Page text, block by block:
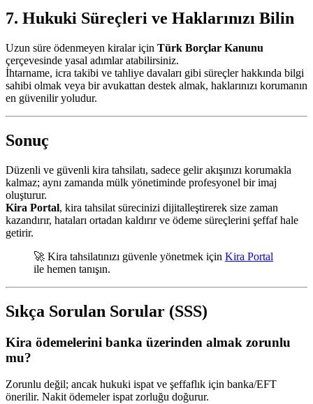
7. Hukuki Süreçleri ve Haklarınızı Bilin
Uzun süre ödenmeyen kiralar için Türk Borçlar Kanunu
çerçevesinde yasal adımlar atabilirsiniz.
İhtarname, icra takibi ve tahliye davaları gibi süreçler hakkında bilgi
sahibi olmak veya bir avukattan destek almak, haklarınızı korumanın
en güvenilir yoludur.
Sonuç
Düzenli ve güvenli kira tahsilatı, sadece gelir akışınızı korumakla
kalmaz; aynı zamanda mülk yönetiminde profesyonel bir imaj
oluşturur.
Kira Portal, kira tahsilat sürecinizi dijitalleştirerek size zaman
kazandırır, hataları ortadan kaldırır ve ödeme süreçlerini şeffaf hale
getirir.
🚀 Kira tahsilatınızı güvenle yönetmek için Kira Portal
ile hemen tanışın.
Sıkça Sorulan Sorular (SSS)
Kira ödemelerini banka üzerinden almak zorunlu
mu?
Zorunlu değil; ancak hukuki ispat ve şeffaflık için banka/EFT
önerilir. Nakit ödemeler ispat zorluğu doğurur.